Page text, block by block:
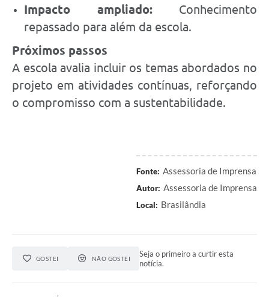
Impacto ampliado:Conhecimento
repassado para além da escola.
Próximos passos
A escola avalia incluir os temas abordados no
projeto em atividades contínuas, reforçando
o compromisso com a sustentabilidade.
Fonte: Assessoria de Imprensa
Autor: Assessoria de Imprensa
Local: Brasilândia
GOSTEI NÃO GOSTEI
Seja o primeiro a curtir esta
notícia.